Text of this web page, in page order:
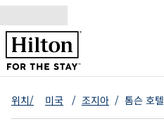
콘텐츠로 이동
위치/ 미국 / 조지아 / 톰슨 호텔